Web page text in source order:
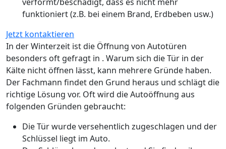
funktioniert (z.B. bei einem Brand, Erdbeben usw.)
Jetzt kontaktieren
In der Winterzeit ist die Öffnung von Autotüren
besonders oft gefragt in . Warum sich die Tür in der
Kälte nicht öffnen lässt, kann mehrere Gründe haben.
Der Fachmann findet den Grund heraus und schlägt die
richtige Lösung vor. Oft wird die Autoöffnung aus
folgenden Gründen gebraucht:
Die Tür wurde versehentlich zugeschlagen und der
Schlüssel liegt im Auto.